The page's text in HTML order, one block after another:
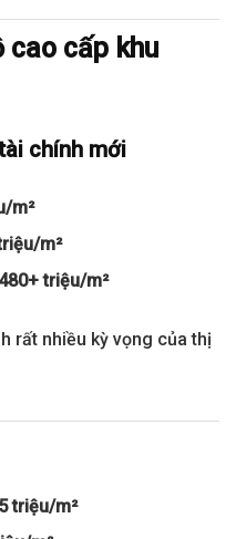
cao cấp khu
chính mới
m²
m²
triệu/m²
rất nhiều kỳ vọng của thị
triệu/m²